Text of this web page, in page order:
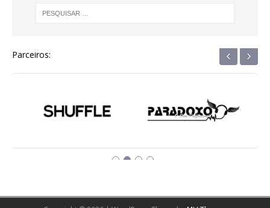
Parceiros: ‹ ›